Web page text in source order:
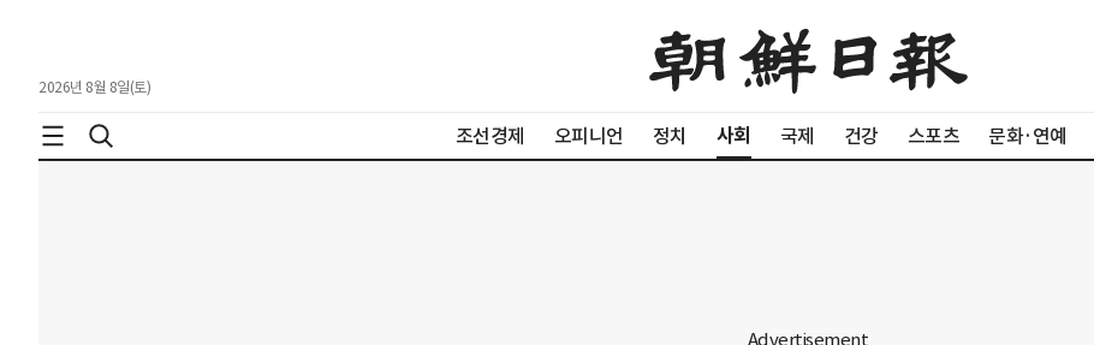
2026년 8월 8일(토)
조선경제 오피니언 정치 사회 국제 건강 스포츠 문화·연예